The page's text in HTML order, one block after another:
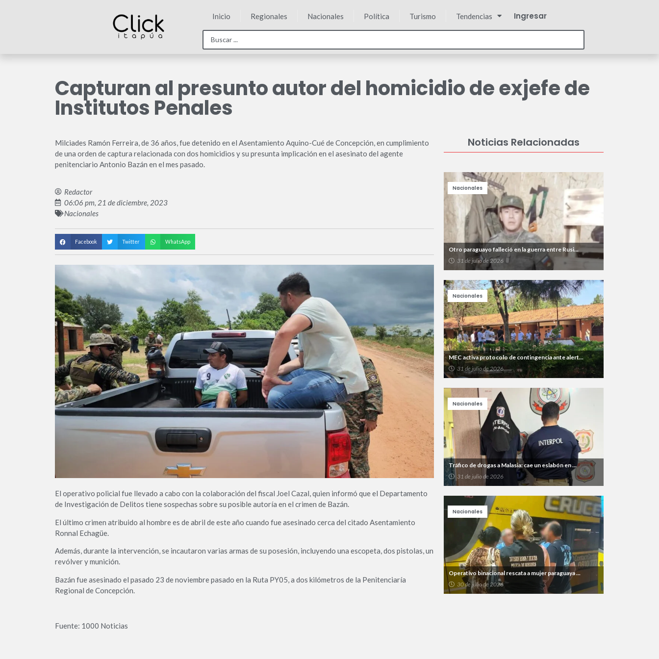
Inicio Regionales Nacionales Política Turismo Tendencias Ingresar
Capturan al presunto autor del homicidio de exjefe de
Institutos Penales
Milciades Ramón Ferreira, de 36 años, fue detenido en el Asentamiento Aquino-Cué de Concepción, en cumplimiento
de una orden de captura relacionada con dos homicidios y su presunta implicación en el asesinato del agente
penitenciario Antonio Bazán en el mes pasado.
Redactor
06:06 pm, 21 de diciembre, 2023
Nacionales
Facebook Twitter WhatsApp
El operativo policial fue llevado a cabo con la colaboración del fiscal Joel Cazal, quien informó que el Departamento
de Investigación de Delitos tiene sospechas sobre su posible autoría en el crimen de Bazán.
El último crimen atribuido al hombre es de abril de este año cuando fue asesinado cerca del citado Asentamiento
Ronnal Echagüe.
Además, durante la intervención, se incautaron varias armas de su posesión, incluyendo una escopeta, dos pistolas, un
revólver y munición.
Bazán fue asesinado el pasado 23 de noviembre pasado en la Ruta PY05, a dos kilómetros de la Penitenciaría
Regional de Concepción.
Fuente: 1000 Noticias
Noticias Relacionadas
Otro paraguayo falleció en la guerra entre Rusi...
31 de julio de 2026
Nacionales
MEC activa protocolo de contingencia ante alert...
31 de julio de 2026
Nacionales
Tráfico de drogas a Malasia: cae un eslabón en ...
31 de julio de 2026
Nacionales
Operativo binacional rescata a mujer paraguaya ...
30 de julio de 2026
Nacionales